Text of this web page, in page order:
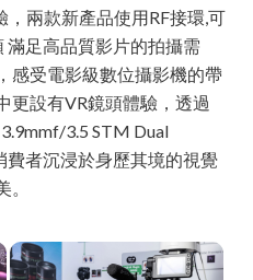
兩款新產品使用RF接環,可
滿足高品質影片的拍攝需
感受電影級數位攝影機的帶
更設有VR鏡頭體驗，透過
3.5 STM Dual
費者沉浸於身歷其境的視覺